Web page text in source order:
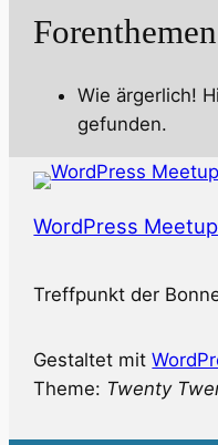
Wie ärgerlich!
gefunden.
WordPress
Treffpunkt der
Gestaltet mit
Theme: Twenty